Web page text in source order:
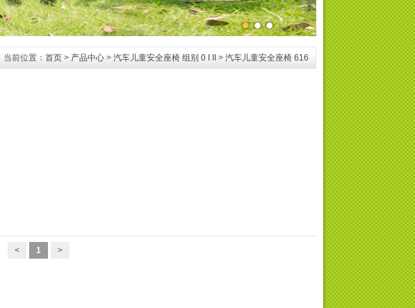
当前位置： 首页 > 产品中心 > 汽车儿童安全座椅 组别 0 I II > 汽车儿童安全座椅 616
< 1 >